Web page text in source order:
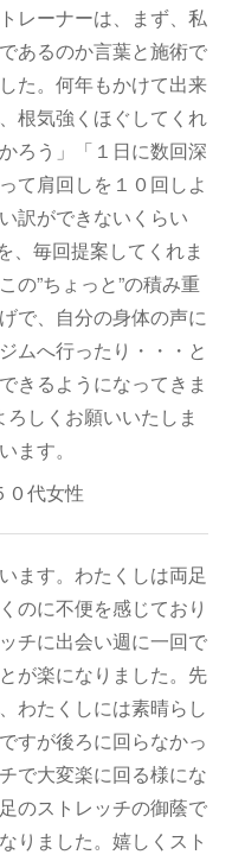
レーナーは、まず、私
あるのか言葉と施術で
た。何年もかけて出来
根気強くほぐしてくれ
ろう」「１日に数回深
て肩回しを１０回しよ
訳ができないくらい
、毎回提案してくれま
の”ちょっと”の積み重
で、自分の身体の声に
ムへ行ったり・・・と
きるようになってきま
しくお願いいたしま
ます。
代女性
ます。わたくしは両足
のに不便を感じており
チに出会い週に一回で
が楽になりました。先
わたくしには素晴らし
すが後ろに回らなかっ
で大変楽に回る様にな
のストレッチの御蔭で
りました。嬉しくスト